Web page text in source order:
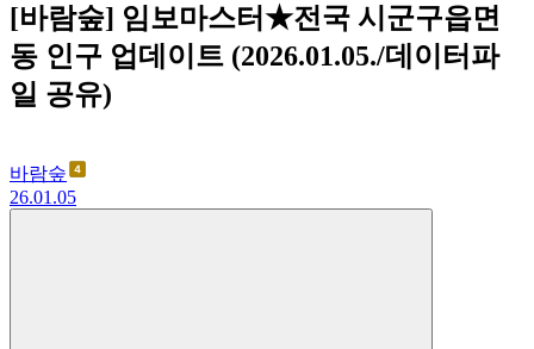
[바람숲] 임보마스터★전국 시군구읍면
동 인구 업데이트 (2026.01.05./데이터파
일 공유)
바람숲
26.01.05